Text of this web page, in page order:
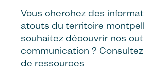
Vous cherchez des
atouts du territoire
souhaitez découvrir nos
communication ?
de ressources